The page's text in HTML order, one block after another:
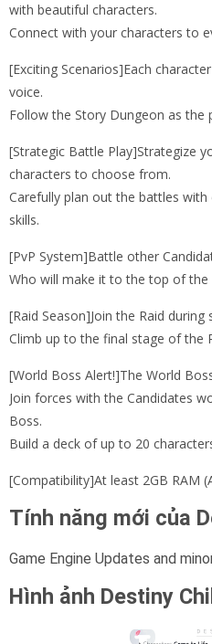
with beautiful characters.
Connect with your characters to
[Exciting Scenarios]Each
voice.
Follow the Story Dungeon as the
[Strategic Battle Play]Strategize
characters to choose from.
Carefully plan out the battles with
skills.
[PvP System]Battle other
Who will make it to the top of the
[Raid Season]Join the Raid during
Climb up to the final stage of the
[World Boss Alert!]The World
Join forces with the Candidates
Boss.
Build a deck of up to 20
[Compatibility]At least 2GB RAM
Tính năng mới của
Game Engine Updates and
Hình ảnh Destiny